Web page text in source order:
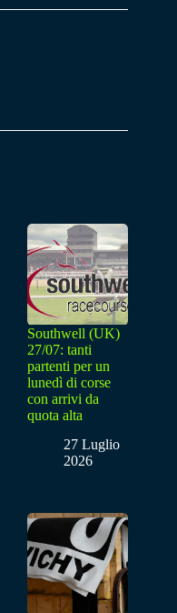
Southwell (UK)
27/07: tanti
partenti per un
lunedì di corse
con arrivi da
quota alta
27 Luglio
2026